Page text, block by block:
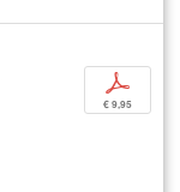
p
€ 9,95